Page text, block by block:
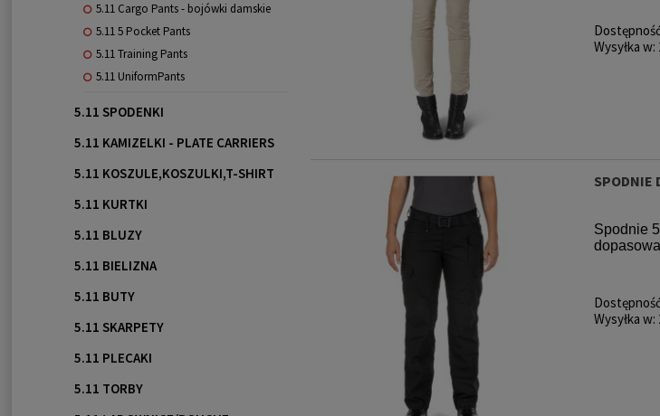
5.11 Cargo Pants - bojówki damskie
5.11 5 Pocket Pants
5.11 Training Pants
5.11 UniformPants
5.11 SPODENKI
5.11 KAMIZELKI - PLATE CARRIERS
5.11 KOSZULE,KOSZULKI,T-SHIRT
5.11 KURTKI
5.11 BLUZY
5.11 BIELIZNA
5.11 BUTY
5.11 SKARPETY
5.11 PLECAKI
5.11 TORBY
Wysyłka w:
SPODNIE
Spodnie
Wysyłka w: